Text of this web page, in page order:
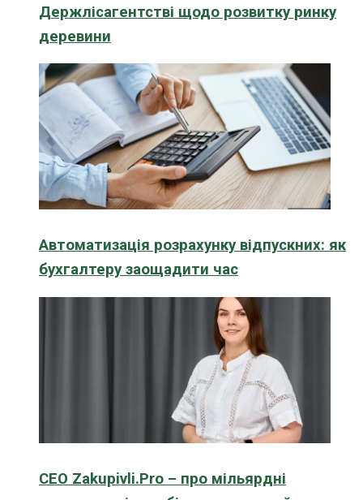
Держлісагентстві щодо розвитку ринку
деревини
Автоматизація розрахунку відпускних: як
бухгалтеру заощадити час
CEO Zakupivli.Pro – про мільярдні